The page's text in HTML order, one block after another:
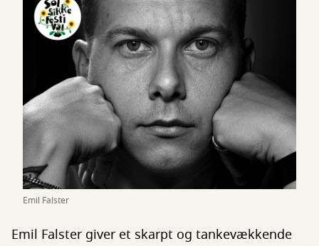
Emil Falster
Emil Falster giver et skarpt og tankevækkende